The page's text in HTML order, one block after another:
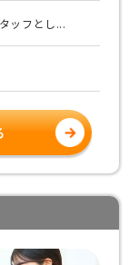
ッフとし...